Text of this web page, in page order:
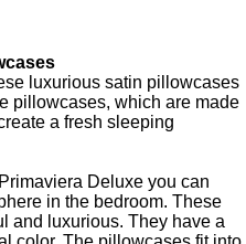
luxurious satin pillowcases
pillowcases, which are made
a fresh sleeping
Deluxe you can
in the bedroom. These
and luxurious. They have a